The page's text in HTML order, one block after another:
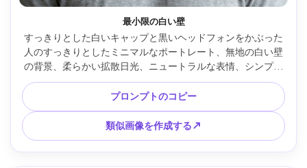
最小限の白い壁
すっきりとした白いキャップと黒いヘッドフォンをかぶった
人のすっきりとしたミニマルなポートレート、無地の白い壁
の背景、柔らかい拡散日光、ニュートラルな表情、シンプル
なtシャツ、Sony A7IV 85mm f/2で撮影、センター構図、自
然な肌の質感、商用ヘッドショットのリアリズム、高解像度
--ar 4:5
プロンプトのコピー
類似画像を作成する↗